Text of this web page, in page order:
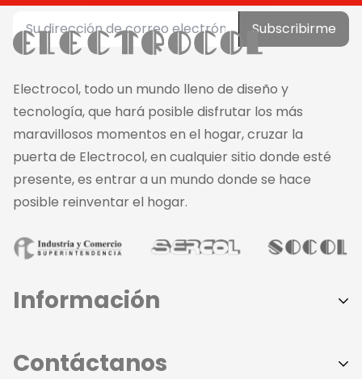
Subscribirme
Electrocol, todo un mundo lleno de diseño y
tecnología, que hará posible disfrutar los más
maravillosos momentos en el hogar, cruzar la
puerta de Electrocol, en cualquier sitio donde esté
presente, es entrar a un mundo donde se hace
posible reinventar el hogar.
Información
Aviso de Privacidad
Contáctanos